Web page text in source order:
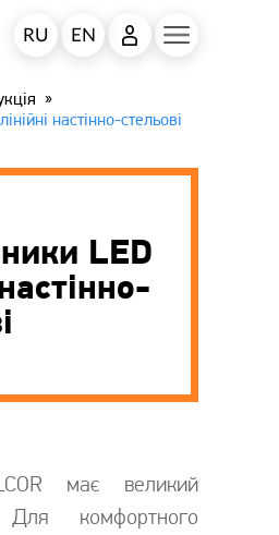
EN
RU
настінно-стельові
LED
має великий
Для комфортного